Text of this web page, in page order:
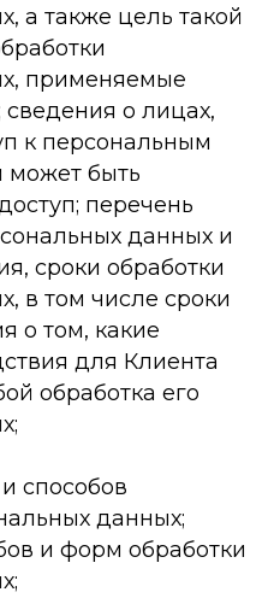
а также цель такой
применяемые
о лицах,
к персональным
быть
перечень
данных и
сроки обработки
в том числе сроки
о том, какие
для Клиента
обработка его
способов
данных;
и форм обработки